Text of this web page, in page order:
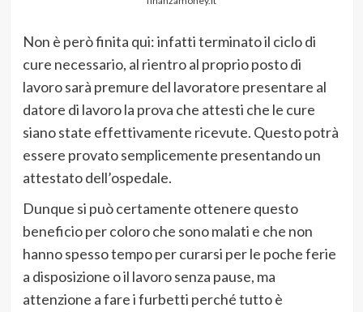
Non è però finita qui: infatti terminato il ciclo di
cure necessario, al rientro al proprio posto di
lavoro sarà premure del lavoratore presentare al
datore di lavoro la prova che attesti che le cure
siano state effettivamente ricevute. Questo potrà
essere provato semplicemente presentando un
attestato dell’ospedale.
Dunque si può certamente ottenere questo
beneficio per coloro che sono malati e che non
hanno spesso tempo per curarsi per le poche ferie
a disposizione o il lavoro senza pause, ma
attenzione a fare i furbetti perché tutto è